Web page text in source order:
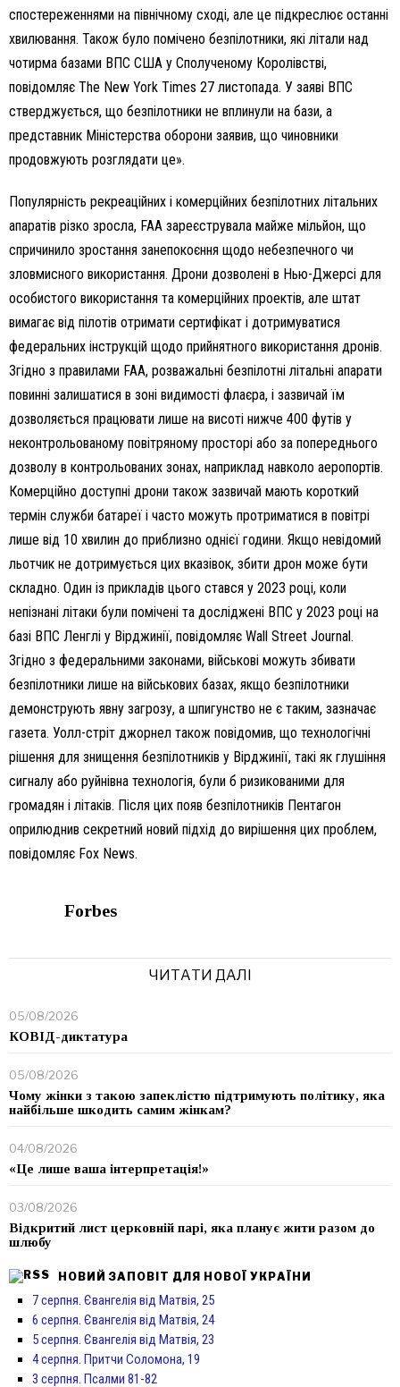
спостереженнями на північному сході, але це підкреслює останні
хвилювання. Також було помічено безпілотники, які літали над
чотирма базами ВПС США у Сполученому Королівстві,
повідомляє The New York Times 27 листопада. У заяві ВПС
стверджується, що безпілотники не вплинули на бази, а
представник Міністерства оборони заявив, що чиновники
продовжують розглядати це».
Популярність рекреаційних і комерційних безпілотних літальних
апаратів різко зросла, FAA зареєструвала майже мільйон, що
спричинило зростання занепокоєння щодо небезпечного чи
зловмисного використання. Дрони дозволені в Нью-Джерсі для
особистого використання та комерційних проектів, але штат
вимагає від пілотів отримати сертифікат і дотримуватися
федеральних інструкцій щодо прийнятного використання дронів.
Згідно з правилами FAA, розважальні безпілотні літальні апарати
повинні залишатися в зоні видимості флаєра, і зазвичай їм
дозволяється працювати лише на висоті нижче 400 футів у
неконтрольованому повітряному просторі або за попереднього
дозволу в контрольованих зонах, наприклад навколо аеропортів.
Комерційно доступні дрони також зазвичай мають короткий
термін служби батареї і часто можуть протриматися в повітрі
лише від 10 хвилин до приблизно однієї години. Якщо невідомий
льотчик не дотримується цих вказівок, збити дрон може бути
складно. Один із прикладів цього стався у 2023 році, коли
непізнані літаки були помічені та досліджені ВПС у 2023 році на
базі ВПС Ленглі у Вірджинії, повідомляє Wall Street Journal.
Згідно з федеральними законами, військові можуть збивати
безпілотники лише на військових базах, якщо безпілотники
демонструють явну загрозу, а шпигунство не є таким, зазначає
газета. Уолл-стріт джорнел також повідомив, що технологічні
рішення для знищення безпілотників у Вірджинії, такі як глушіння
сигналу або руйнівна технологія, були б ризикованими для
громадян і літаків. Після цих появ безпілотників Пентагон
оприлюднив секретний новий підхід до вирішення цих проблем,
повідомляє Fox News.
Forbes
ЧИТАТИ ДАЛІ
05/08/2026
КОВІД-диктатура
05/08/2026
Чому жінки з такою запеклістю підтримують політику, яка
найбільше шкодить самим жінкам?
04/08/2026
«Це лише ваша інтерпретація!»
03/08/2026
Відкритий лист церковній парі, яка планує жити разом до
шлюбу
НОВИЙ ЗАПОВІТ ДЛЯ НОВОЇ УКРАЇНИ
7 серпня. Євангелія від Матвія, 25
6 серпня. Євангелія від Матвія, 24
5 серпня. Євангелія від Матвія, 23
4 серпня. Притчи Соломона, 19
3 серпня. Псалми 81-82